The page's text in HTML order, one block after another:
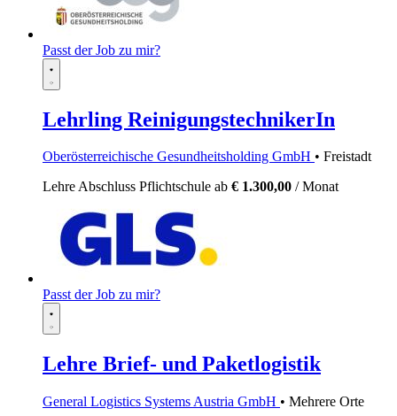
Passt der Job zu mir?
Lehrling ReinigungstechnikerIn
Oberösterreichische Gesundheitsholding GmbH • Freistadt
LehreAbschluss Pflichtschule ab € 1.300,00 / Monat
Passt der Job zu mir?
Lehre Brief- und Paketlogistik
General Logistics Systems Austria GmbH • Mehrere Orte